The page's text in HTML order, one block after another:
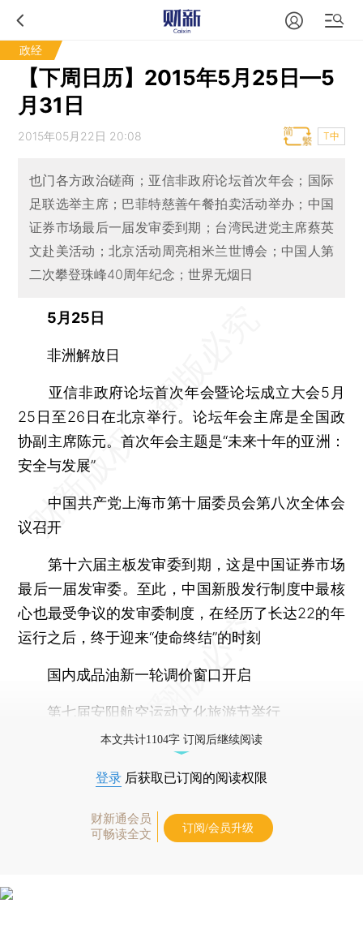
政经
【下周日历】2015年5月25日—5
月31日
2015年05月22日 20:08 T中
也门各方政治磋商；亚信非政府论坛首次年会；国际
足联选举主席；巴菲特慈善午餐拍卖活动举办；中国
证券市场最后一届发审委到期；台湾民进党主席蔡英
文赴美活动；北京活动周亮相米兰世博会；中国人第
二次攀登珠峰40周年纪念；世界无烟日
5月25日
非洲解放日
亚信非政府论坛首次年会暨论坛成立大会5月
25日至26日在北京举行。论坛年会主席是全国政
协副主席陈元。首次年会主题是“未来十年的亚洲：
安全与发展”
中国共产党上海市第十届委员会第八次全体会
议召开
第十六届主板发审委到期，这是中国证券市场
最后一届发审委。至此，中国新股发行制度中最核
心也最受争议的发审委制度，在经历了长达22的年
运行之后，终于迎来“使命终结”的时刻
国内成品油新一轮调价窗口开启
第七届安阳航空运动文化旅游节举行
本文共计1104字 订阅后继续阅读
登录 后获取已订阅的阅读权限
财新通会员
可畅读全文
订阅/会员升级